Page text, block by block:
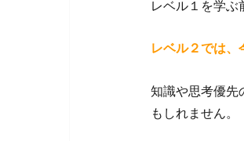
レベル１を学ぶ
レベル２では、
知識や思考優先
もしれません。